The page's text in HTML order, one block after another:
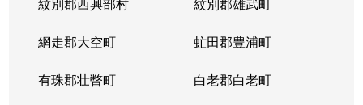
網走郡大空町 虻田郡豊浦町
有珠郡壮瞥町 白老郡白老町